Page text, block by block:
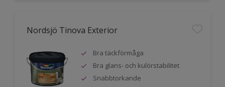
Nordsjö Tinova Exterior
Bra täckförmåga
Bra glans- och kulörstabilitet
Snabbtorkande